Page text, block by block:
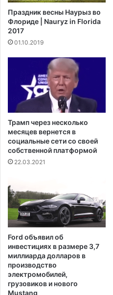
е
B
l
u
e
O
п
о
е
щ
н
т
р
в
а
и
н
ц
и
в
Г
а
р
Праздник весны Наурыз во
Флориде | Nauryz in Florida
2017
01.10.2019
Трамп через несколько
месяцев вернется в
социальные сети со своей
собственной платформой
22.03.2021
Ford объявил об
инвестициях в размере 3,7
миллиарда долларов в
производство
электромобилей,
грузовиков и нового
Mustang